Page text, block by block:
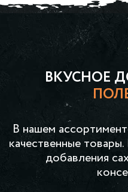
ВКУСНОЕ
В нашем
качественные
добавления